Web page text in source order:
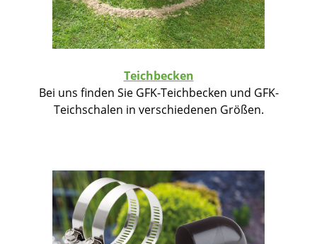
Teichbecken
Bei uns finden Sie GFK-Teichbecken und GFK-
Teichschalen in verschiedenen Größen.